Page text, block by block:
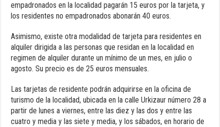
empadronados en la localidad pagarán 15 euros por la tarjeta, y
los residentes no empadronados abonarán 40 euros.
Asimismo, existe otra modalidad de tarjeta para residentes en
alquiler dirigida a las personas que residan en la localidad en
regimen de alquiler durante un mínimo de un mes, en julio o
agosto. Su precio es de 25 euros mensuales.
Las tarjetas de residente podrán adquirirse en la oficina de
turismo de la localidad, ubicada en la calle Urkizaur número 28 a
partir de lunes a viernes, entre las diez y las dos y entre las
cuatro y media y las siete y media, y los sábados, en horario de